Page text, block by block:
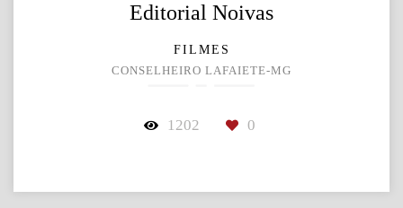
Editorial Noivas
FILMES
CONSELHEIRO LAFAIETE-MG
1202 0